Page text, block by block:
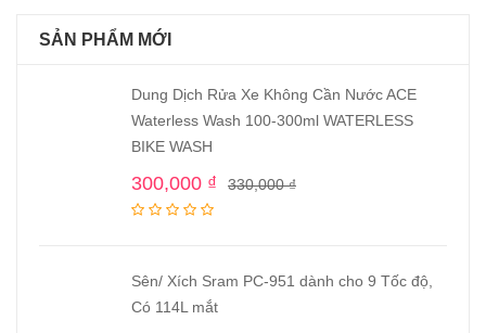
SẢN PHẨM MỚI
Dung Dịch Rửa Xe Không Cần Nước ACE
Waterless Wash 100-300ml WATERLESS
BIKE WASH
330,000₫
300,000 ₫
Sên/ Xích Sram PC-951 dành cho 9 Tốc độ,
Có 114L mắt